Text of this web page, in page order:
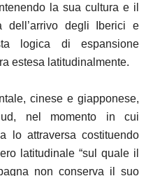
la sua cultura e il
dell’arrivo degli Iberici e
logica di espansione
estesa latitudinalmente.
cinese e giapponese,
nel momento in cui
lo attraversa costituendo
latitudinale “sul quale il
non conserva il suo